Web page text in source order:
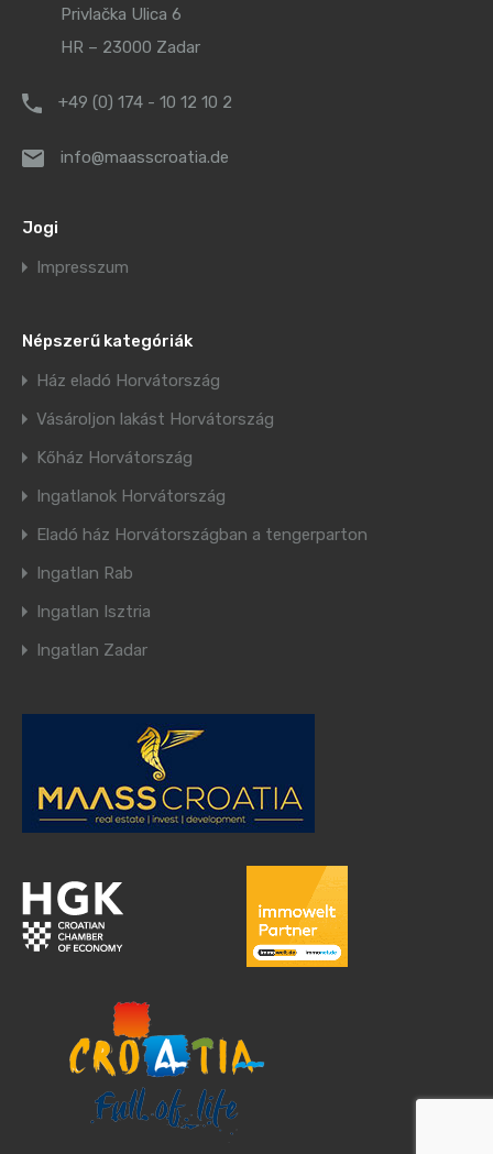
Privlačka Ulica 6
HR – 23000 Zadar
+49 (0) 174 - 10 12 10 2
info@maasscroatia.de
Jogi
Impresszum
Népszerű kategóriák
Ház eladó Horvátország
Vásároljon lakást Horvátország
Kőház Horvátország
Ingatlanok Horvátország
Eladó ház Horvátországban a tengerparton
Ingatlan Rab
Ingatlan Isztria
Ingatlan Zadar